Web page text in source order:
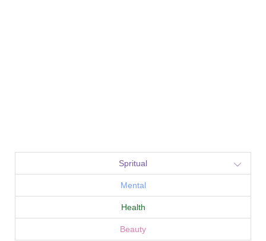
Spritual
Mental
Health
Beauty